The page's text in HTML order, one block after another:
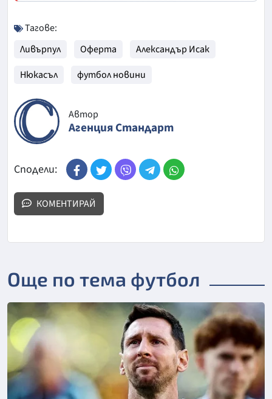
Тагове:
Ливърпул
Оферта
Александър Исак
Нюкасъл
футбол новини
Автор
Агенция Стандарт
Сподели:
КОМЕНТИРАЙ
Още по тема футбол